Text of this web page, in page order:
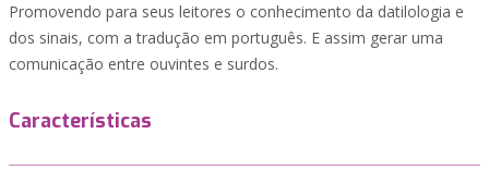
Promovendo para seus leitores o conhecimento da datilologia e
dos sinais, com a tradução em português. E assim gerar uma
comunicação entre ouvintes e surdos.
Características